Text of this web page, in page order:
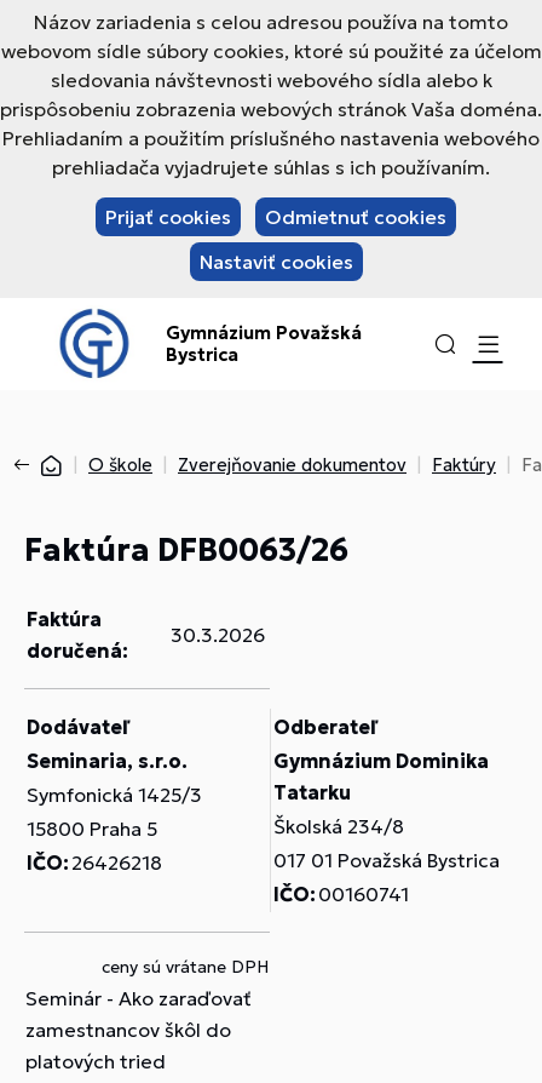
Názov zariadenia s celou adresou používa na tomto
webovom sídle súbory cookies, ktoré sú použité za účelom
sledovania návštevnosti webového sídla alebo k
prispôsobeniu zobrazenia webových stránok Vaša doména.
Prehliadaním a použitím príslušného nastavenia webového
prehliadača vyjadrujete súhlas s ich používaním.
Prijať cookies
Odmietnuť cookies
Nastaviť cookies
Gymnázium Považská
Bystrica
O škole Zverejňovanie dokumentov Faktúry
Faktúra DFB0063/26
Faktúra
doručená:
30.3.2026
Dodávateľ
Seminaria, s.r.o.
Symfonická 1425/3
15800 Praha 5
IČO: 26426218
Odberateľ
Gymnázium Dominika
Tatarku
Školská 234/8
017 01 Považská Bystrica
IČO: 00160741
ceny sú vrátane DPH
Seminár - Ako zaraďovať
zamestnancov škôl do
platových tried